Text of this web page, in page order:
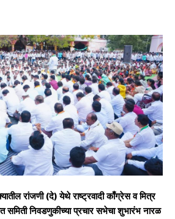
रांजणी (दे) येथे राष्ट्रवादी काँग्रेस व मित्र
समिती निवडणुकीच्या प्रचार सभेचा शुभारंभ नारळ